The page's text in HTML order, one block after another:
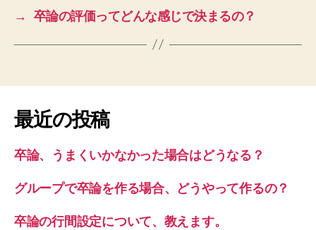
→
卒論の評価ってどんな感じで決まるの？
最近の投稿
卒論、うまくいかなかった場合はどうなる？
グループで卒論を作る場合、どうやって作るの？
卒論の行間設定について、教えます。